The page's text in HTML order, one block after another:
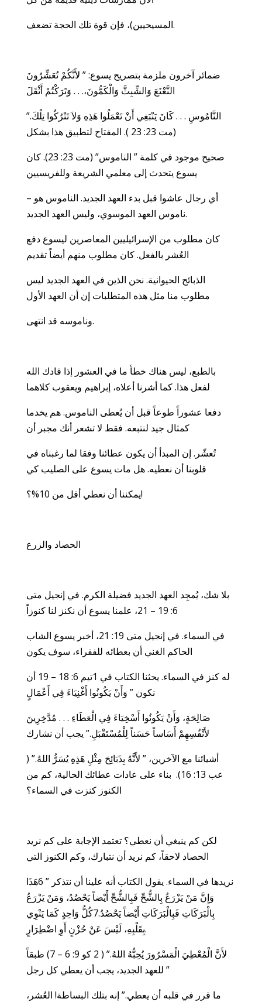
المسيحيين)، فإن قوة تلك الحجة تضعف.
ضمائر آخرون ملزمة بتصريح يسوع: ” لأَنَّكُمْ تُعَشِّرُونَ
النَّعْنَعَ وَالشِّبِثَّ وَالْكَمُّونَ،. . . وَتَرَكْتُمْ أَثْقَلَ
النَّامُوسِ . . . كَانَ يَنْبَغِي أَنْ تَعْمَلُوا هَذِهِ وَلاَ تَتْرُكُوا تِلْكَ.”
(مت 23: 23 ). المفتاح لتطبيق هذا بشكل
صحيح موجود في كلمة ” الناموس” (مت 23: 23). كان
يسوع يتحدث إلى معلمي الشريعة وللفريسيين
– أي رجال عاشوا قبل بدء العهد الجديد. الناموس هو
ناموس العهد الموسوي، وليس العهد الجديد.
كان مطلوب من الإسرائيليين المعاصرين ليسوع دفع
العُشر بالفعل. كان مطلوب منهم أيضاً تقديم
الذبائح الحيوانية. نحن الذين في العهد الجديد ليس
مطلوب منا مثل هذه المتطلبات إن أن العهد الأول
وناموسه قد انتهى.
بالطبع، ليس هناك خطأ ما في العشور إذا قادك الله
لفعل هذا. كما أشرنا أعلاه، إبراهيم ويعقوب كلاهما
دفعا عشوراً طوعاً قبل أن يُعطى الناموس. هم يخدما
كمثال جيد لنتبعه. فقط لا تشعر أنك مجبر أن
تُعشّر. إن المبدأ أن يكون عطائنا وفقا لما رغبناه في
قلوبنا أن نعطيه. هل مات يسوع على الصليب كي
يمكننا أن نعطي أقل من 10%؟!
الحصاد والزرع
بلا شك، يُمجِد العهد الجديد فضيلة الكرم. في إنجيل متى
6: 19 – 21، علمنا يسوع أن نكنز لنا كنوزاً
في السماء. في إنجيل متى 19: 21، أخبر يسوع الشاب
الحاكم الغني أن بعطائه للفقراء، سوف يكون
له كنز في السماء. يحثنا الكتاب في 1تيم 6: 18 – 19 أن
نكون ” وَأَنْ يَكُونُوا أَغْنِيَاءَ فِي أَعْمَالٍ
صَالِحَةٍ، وَأَنْ يَكُونُوا أَسْخِيَاءَ فِي الْعَطَاءِ . . . مُدَّخِرِينَ
لأَنْفُسِهِمْ أَسَاساً حَسَناً لِلْمُسْتَقْبَلِ.” يجب أن نشارك
أشيائنا مع الآخرين، ” لأَنَّهُ بِذَبَائِحَ مِثْلِ هَذِهِ يُسَرُّ اللهُ.” (
عب 13: 16). بناء على عادات عطائك الحالية، كم من
الكنوز كنزت في السماء؟
لكن كم ينبغي أن نعطي؟ تعتمد الإجابة على كم نريد
الحصاد لاحقاً، كم نريد أن نتبارك، وكم الكنوز التي
نريدها في السماء. يقول الكتاب أنه علينا أن نتذكر ” 6هَذَا
وَإِنَّ مَنْ يَزْرَعُ بِالشُّحِّ فَبِالشُّحِّ أَيْضاً يَحْصُدُ، وَمَنْ يَزْرَعُ
بِالْبَرَكَاتِ فَبِالْبَرَكَاتِ أَيْضاً يَحْصُدُ.7كُلُّ وَاحِدٍ كَمَا يَنْوِي
بِقَلْبِهِ، لَيْسَ عَنْ حُزْنٍ أَوِ اضْطِرَارٍ.
لأَنَّ الْمُعْطِيَ الْمَسْرُورَ يُحِبُّهُ اللهُ.” ( 2 كو 9: 6 – 7) طبقاً
للعهد الجديد، يجب أن يعطي كل رجل ”
ما قرر في قلبه أن يعطي.” إنه بتلك البساطة! العُشر،